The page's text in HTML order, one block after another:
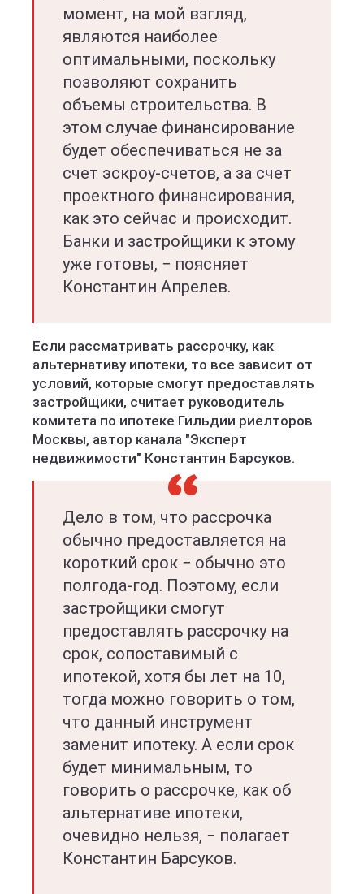
момент, на мой взгляд,
являются наиболее
оптимальными, поскольку
позволяют сохранить
объемы строительства. В
этом случае финансирование
будет обеспечиваться не за
счет эскроу-счетов, а за счет
проектного финансирования,
как это сейчас и происходит.
Банки и застройщики к этому
уже готовы, − поясняет
Константин Апрелев.
Если рассматривать рассрочку, как
альтернативу ипотеки, то все зависит от
условий, которые смогут предоставлять
застройщики, считает руководитель
комитета по ипотеке Гильдии риелторов
Москвы, автор канала "Эксперт
недвижимости" Константин Барсуков.
Дело в том, что рассрочка
обычно предоставляется на
короткий срок − обычно это
полгода-год. Поэтому, если
застройщики смогут
предоставлять рассрочку на
срок, сопоставимый с
ипотекой, хотя бы лет на 10,
тогда можно говорить о том,
что данный инструмент
заменит ипотеку. А если срок
будет минимальным, то
говорить о рассрочке, как об
альтернативе ипотеки,
очевидно нельзя, − полагает
Константин Барсуков.